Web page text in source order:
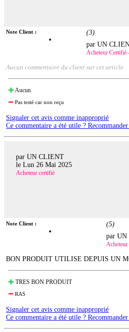
Note Client : (3)
par UN
Acheteur Certifié
Aucun commentaire du client sur cet article
Aucun
Pas testé car non reçu
Signaler cet avis comme inapproprié
Ce commentaire a été utile ?
par UN CLIENT
le Lun 26 Mai 2025
Acheteur certifié
Note Client : (5)
par
BON PRODUIT UTILISE DEPUIS UN
TRES BON PRODUIT
RAS
Signaler cet avis comme inapproprié
Ce commentaire a été utile ?